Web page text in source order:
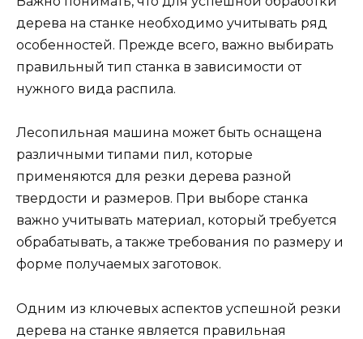
дерева на станке необходимо учитывать ряд
особенностей. Прежде всего, важно выбирать
правильный тип станка в зависимости от
нужного вида распила.
Лесопильная машина может быть оснащена
различными типами пил, которые
применяются для резки дерева разной
твердости и размеров. При выборе станка
важно учитывать материал, который требуется
обрабатывать, а также требования по размеру и
форме получаемых заготовок.
Одним из ключевых аспектов успешной резки
дерева на станке является правильная